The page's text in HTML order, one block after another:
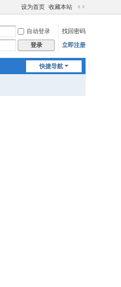
设为首页 收藏本站
切
到
宽
自动登录
找回密码
登录 立即注册
快捷导航